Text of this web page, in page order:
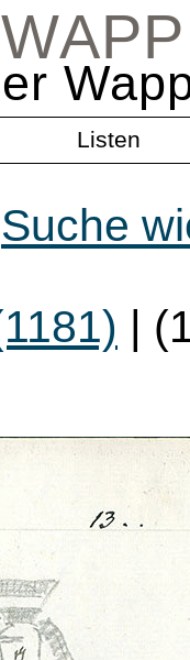
Listen
Suche
|